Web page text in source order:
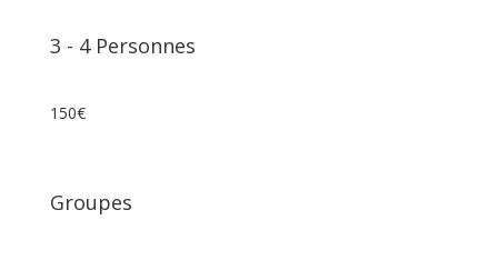
3 ⁠⁠⁠⁠⁠- 4 Personnes
150€
Groupes